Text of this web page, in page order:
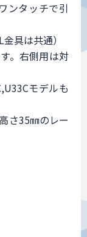
ンタッチで引
具は共通）
。右側用は対
モデルも
さ35㎜のレー